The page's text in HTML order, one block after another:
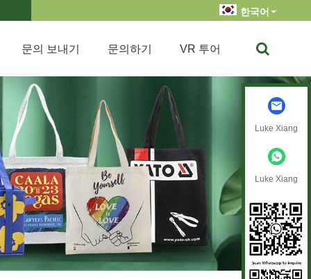
한국어
문의 보내기 문의하기 VR 투어
Luke Xiang
Luke Xiang